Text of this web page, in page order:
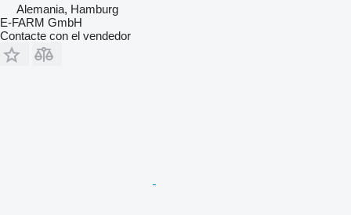
Alemania, Hamburg
E-FARM GmbH
Contacte con el vendedor